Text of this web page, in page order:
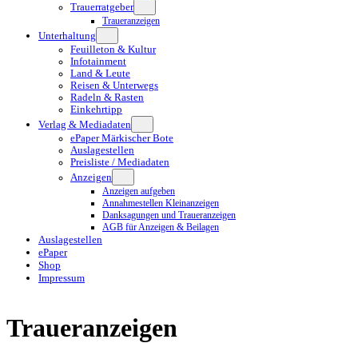
Trauerratgeber
Traueranzeigen
Unterhaltung
Feuilleton & Kultur
Infotainment
Land & Leute
Reisen & Unterwegs
Radeln & Rasten
Einkehrtipp
Verlag & Mediadaten
ePaper Märkischer Bote
Auslagestellen
Preisliste / Mediadaten
Anzeigen
Anzeigen aufgeben
Annahmestellen Kleinanzeigen
Danksagungen und Traueranzeigen
AGB für Anzeigen & Beilagen
Auslagestellen
ePaper
Shop
Impressum
Traueranzeigen